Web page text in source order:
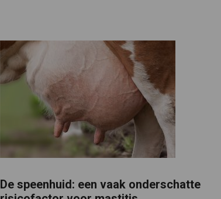
De speenhuid: een vaak onderschatte